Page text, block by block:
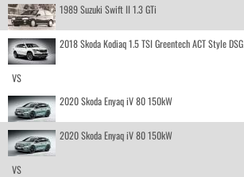
1989 Suzuki Swift II 1.3 GTi
2018 Skoda Kodiaq 1.5 TSI Greentech ACT Style DSG
VS
2020 Skoda Enyaq iV 80 150kW
2020 Skoda Enyaq iV 80 150kW
VS